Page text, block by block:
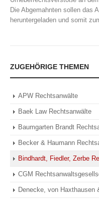
Die Abgemahnten sollen das
heruntergeladen und somit
ZUGEHÖRIGE THEMEN
APW Rechtsanwälte
Baek Law Rechtsanwälte
Baumgarten Brandt
Becker & Haumann
Bindhardt, Fiedler, Zerbe
CGM
Denecke, von Haxthausen